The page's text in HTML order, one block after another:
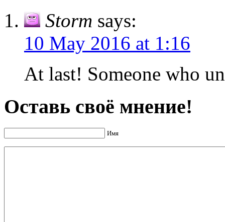
Storm says:
10 May 2016 at 1:16
At last! Someone who
Оставь своё мнение!
Имя